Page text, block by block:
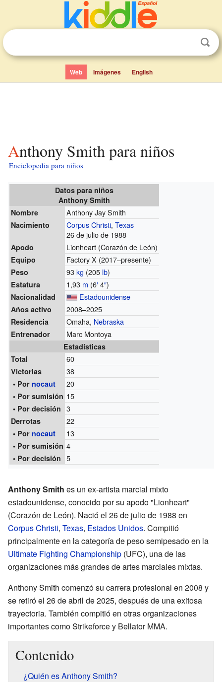
Web Imágenes English
Anthony Smith para niños
Enciclopedia para niños
Datos para niños
Anthony Smith
Nombre
Anthony Jay Smith
Nacimiento Corpus Christi,Texas
26 de julio de 1988
Apodo Lionheart (Corazón de León)
Equipo Factory X (2017–presente)
Peso 93kg (205 lb)
Estatura 1,93 m (6′4″)
Nacionalidad Estadounidense
Años activo 2008–2025
Residencia Omaha, Nebraska
Entrenador Marc Montoya
Estadísticas
Total
60
Victorias 38
• Por nocaut 20
• Por sumisión 15
• Por decisión 3
Derrotas 22
• Por nocaut 13
• Por sumisión 4
• Por decisión 5
Anthony Smith es un ex-artista marcial mixto
estadounidense, conocido por su apodo "Lionheart"
(Corazón de León). Nació el 26 de julio de 1988 en
Corpus Christi, Texas, Estados Unidos. Compitió
principalmente en la categoría de peso semipesado en la
Ultimate Fighting Championship (UFC), una de las
organizaciones más grandes de artes marciales mixtas.
Anthony Smith comenzó su carrera profesional en 2008 y
se retiró el 26 de abril de 2025, después de una exitosa
trayectoria. También compitió en otras organizaciones
importantes como Strikeforce y Bellator MMA.
Contenido
¿Quién es Anthony Smith?